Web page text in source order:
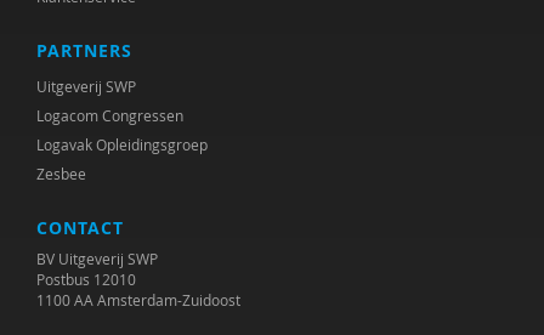
Alice van der Pas
Mandy Pijl
Edith Raap
Lenny van Rosmalen
Eliala Salvadori
PARTNERS
Uitgeverij SWP
Logacom Congressen
Logavak Opleidingsgroep
Zesbee
CONTACT
BV Uitgeverij SWP
Postbus 12010
1100 AA Amsterdam-Zuidoost